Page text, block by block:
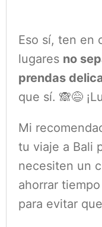
Eso sí, ten en
lugares no
prendas
que sí. 🙈😅
Mi
tu viaje a Bali
necesiten un
ahorrar
para evitar